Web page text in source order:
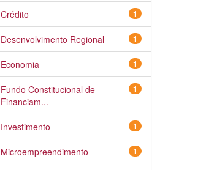
1
Crédito
1
Desenvolvimento Regional
1
Economia
1
Fundo Constitucional de
Financiam...
1
Investimento
1
Microempreendimento